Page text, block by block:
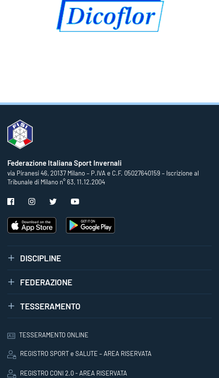
Federazione Italiana Sport Invernali
via Piranesi 46, 20137 Milano – P.IVA e C.F. 05027640159 – Iscrizione al
Tribunale di Milano n° 63, 11.12.2004
DISCIPLINE
FEDERAZIONE
TESSERAMENTO
TESSERAMENTO ONLINE
REGISTRO SPORT e SALUTE – AREA RISERVATA
REGISTRO CONI 2.0 - AREA RISERVATA